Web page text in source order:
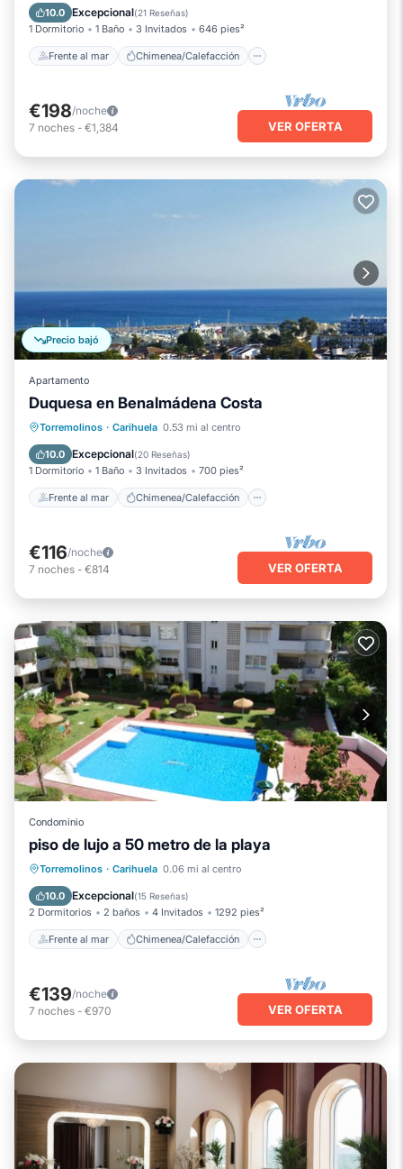
10.0 Excepcional(21 Reseñas)
1 Dormitorio 1 Baño 3 Invitados 646 pies²
Frente al mar Chimenea/Calefacción
Piscina
Vista al mar
€198/noche
7 noches - €1,384 VER OFERTA
Precio bajó
Apartamento
Duquesa en Benalmádena Costa
Torremolinos · Carihuela 0.53 mi al centro
10.0 Excepcional(20 Reseñas)
1 Dormitorio 1 Baño 3 Invitados 700 pies²
Frente al mar Chimenea/Calefacción
Frente al mar
Chimenea/Calefacción
Piscina
Vista al mar
€116/noche
7 noches - €814 VER OFERTA
Condominio
piso de lujo a 50 metro de la playa
Torremolinos · Carihuela 0.06 mi al centro
10.0 Excepcional(15 Reseñas)
2 Dormitorios 2 baños 4 Invitados 1292 pies²
Frente al mar Chimenea/Calefacción
Frente al mar
Chimenea/Calefacción
Piscina
Vista al mar
€139/noche
7 noches - €970 VER OFERTA